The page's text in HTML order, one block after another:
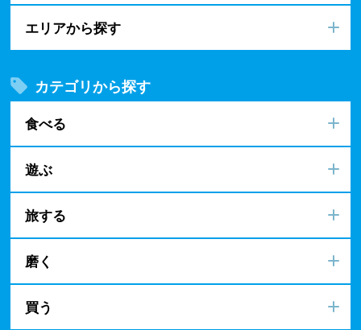
エリアから探す
カテゴリから探す
食べる
遊ぶ
旅する
磨く
買う